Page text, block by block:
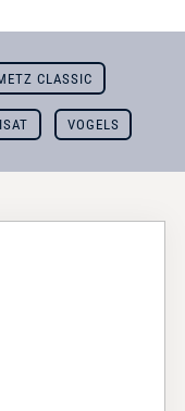
CLASSIC
VOGELS